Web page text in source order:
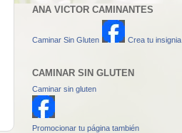
ANA VICTOR CAMINANTES
Caminar Sin Gluten Crea tu insignia
CAMINAR SIN GLUTEN
Caminar sin gluten
Promocionar tu página también